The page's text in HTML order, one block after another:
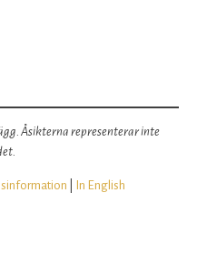
Åsikterna representerar inte
In English